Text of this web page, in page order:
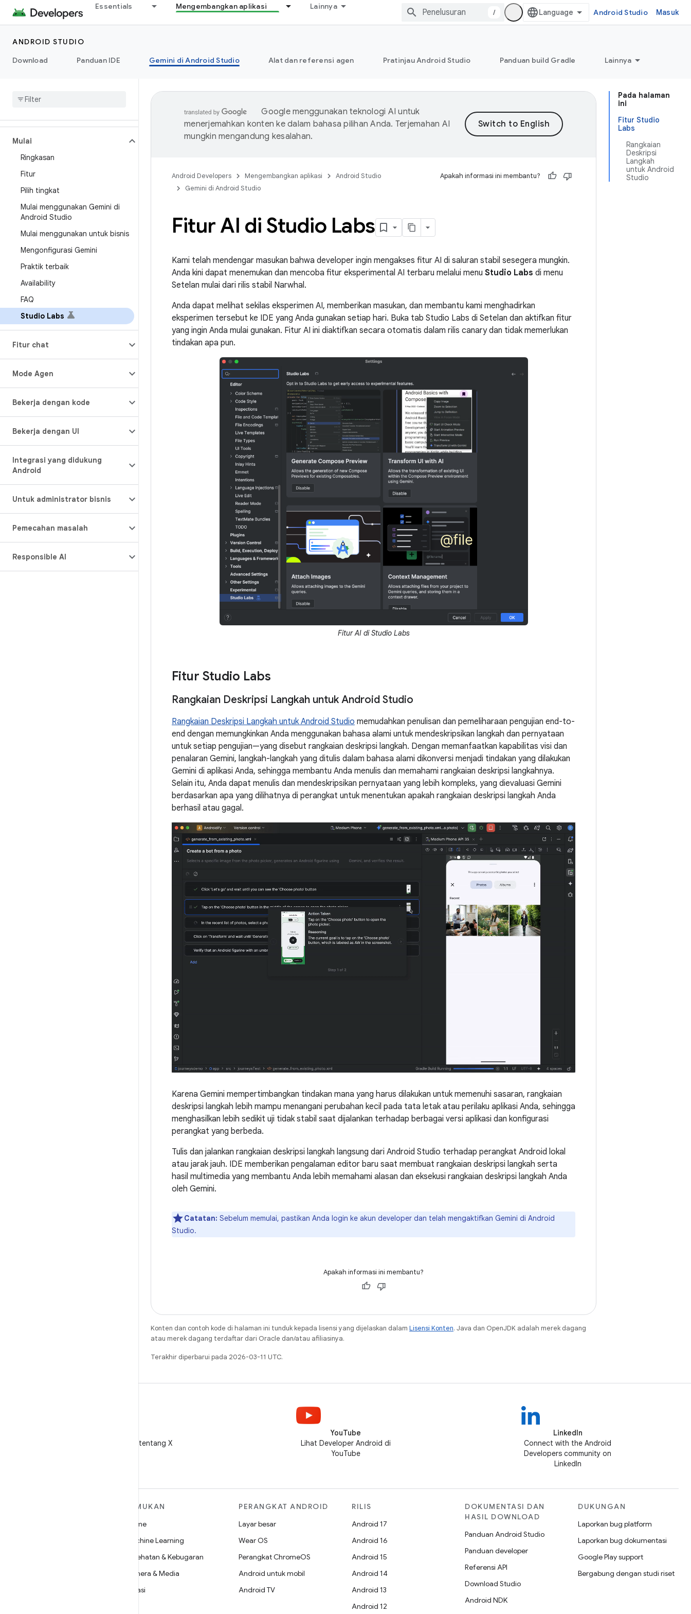
Essentials Mengembangkan aplikasi Lainnya
/ Android Studio Masuk
ANDROID STUDIO
Download
Panduan IDE Gemini di Android Studio Alat dan referensi agen Pratinjau Android Studio Panduan build Gradle Lainnya
Mulai
Ringkasan
Fitur
Pilih tingkat
Mulai menggunakan Gemini di
Android Studio
Mulai menggunakan untuk bisnis
Mengonfigurasi Gemini
Praktik terbaik
Availability
FAQ
Studio Labs
Fitur chat
Mode Agen
Bekerja dengan kode
Bekerja dengan UI
Integrasi yang didukung
Android
Untuk administrator bisnis
Pemecahan masalah
Responsible AI
Pada halaman
ini
Fitur Studio
Labs
Rangkaian
Deskripsi
Langkah
untuk Android
Studio
Google menggunakan teknologi AI untuk
menerjemahkan konten ke dalam bahasa pilihan Anda. Terjemahan AI
mungkin mengandung kesalahan.
Android Developers Mengembangkan aplikasi
Android Studio
Gemini di Android Studio
Apakah informasi ini membantu?
Fitur AI di Studio Labs
Kami telah mendengar masukan bahwa developer ingin mengakses fitur AI di saluran stabil sesegera mungkin.
Anda kini dapat menemukan dan mencoba fitur eksperimental AI terbaru melalui menu Studio Labs di menu
Setelan mulai dari rilis stabil Narwhal.
Anda dapat melihat sekilas eksperimen AI, memberikan masukan, dan membantu kami menghadirkan
eksperimen tersebut ke IDE yang Anda gunakan setiap hari. Buka tab Studio Labs di Setelan dan aktifkan fitur
yang ingin Anda mulai gunakan. Fitur AI ini diaktifkan secara otomatis dalam rilis canary dan tidak memerlukan
tindakan apa pun.
Fitur AI di Studio Labs
Fitur Studio Labs
Rangkaian Deskripsi Langkah untuk Android Studio
Rangkaian Deskripsi Langkah untuk Android Studio memudahkan penulisan dan pemeliharaan pengujian end-to-
end dengan memungkinkan Anda menggunakan bahasa alami untuk mendeskripsikan langkah dan pernyataan
untuk setiap pengujian—yang disebut rangkaian deskripsi langkah. Dengan memanfaatkan kapabilitas visi dan
penalaran Gemini, langkah-langkah yang ditulis dalam bahasa alami dikonversi menjadi tindakan yang dilakukan
Gemini di aplikasi Anda, sehingga membantu Anda menulis dan memahami rangkaian deskripsi langkahnya.
Selain itu, Anda dapat menulis dan mendeskripsikan pernyataan yang lebih kompleks, yang dievaluasi Gemini
berdasarkan apa yang dilihatnya di perangkat untuk menentukan apakah rangkaian deskripsi langkah Anda
berhasil atau gagal.
Karena Gemini mempertimbangkan tindakan mana yang harus dilakukan untuk memenuhi sasaran, rangkaian
deskripsi langkah lebih mampu menangani perubahan kecil pada tata letak atau perilaku aplikasi Anda, sehingga
menghasilkan lebih sedikit uji tidak stabil saat dijalankan terhadap berbagai versi aplikasi dan konfigurasi
perangkat yang berbeda.
Tulis dan jalankan rangkaian deskripsi langkah langsung dari Android Studio terhadap perangkat Android lokal
atau jarak jauh. IDE memberikan pengalaman editor baru saat membuat rangkaian deskripsi langkah serta
hasil multimedia yang membantu Anda lebih memahami alasan dan eksekusi rangkaian deskripsi langkah Anda
oleh Gemini.
Catatan: Sebelum memulai, pastikan Anda login ke akun developer dan telah mengaktifkan Gemini di Android
Studio.
Apakah informasi ini membantu?
Konten dan contoh kode di halaman ini tunduk kepada lisensi yang dijelaskan dalam Lisensi Konten. Java dan OpenJDK adalah merek dagang
atau merek dagang terdaftar dari Oracle dan/atau afiliasinya.
Terakhir diperbarui pada 2026-03-11 UTC.
Ikuti @AndroidDev tentang X
YouTube
Lihat Developer Android di
YouTube
LinkedIn
Connect with the Android
Developers community on
LinkedIn
TEMUKAN
Game
Machine Learning
Kesehatan & Kebugaran
Kamera & Media
Privasi
PERANGKAT ANDROID
Layar besar
Wear OS
Perangkat ChromeOS
Android untuk mobil
Android TV
RILIS
Android 17
Android 16
Android 15
Android 14
Android 13
Android 12
DOKUMENTASI DAN
HASIL DOWNLOAD
Panduan Android Studio
Panduan developer
Referensi API
Download Studio
Android NDK
DUKUNGAN
Laporkan bug platform
Laporkan bug dokumentasi
Google Play support
Bergabung dengan studi riset